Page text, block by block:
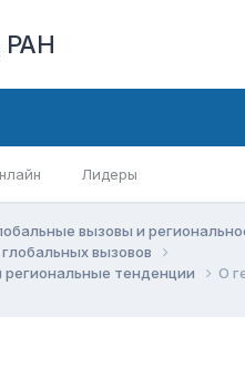
РАН
Лидеры
вызовы и
вызовов
тенденции
О